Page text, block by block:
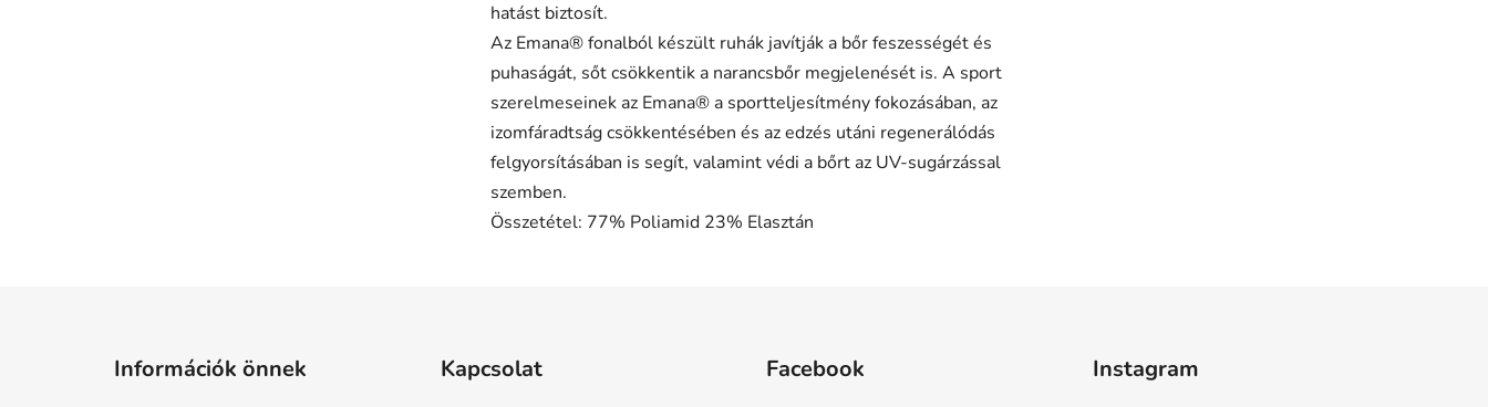
hatást biztosít.
Az Emana® fonalból készült ruhák javítják a bőr feszességét és
puhaságát, sőt csökkentik a narancsbőr megjelenését is. A sport
szerelmeseinek az Emana® a sportteljesítmény fokozásában, az
izomfáradtság csökkentésében és az edzés utáni regenerálódás
felgyorsításában is segít, valamint védi a bőrt az UV-sugárzással
szemben.
Összetétel: 77% Poliamid 23% Elasztán
Információk önnek Kapcsolat Facebook Instagram